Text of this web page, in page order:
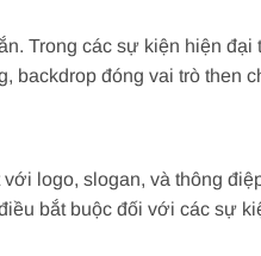
Trong các sự kiện hiện đại
backdrop đóng vai trò then
với logo, slogan, và thông
bắt buộc đối với các sự